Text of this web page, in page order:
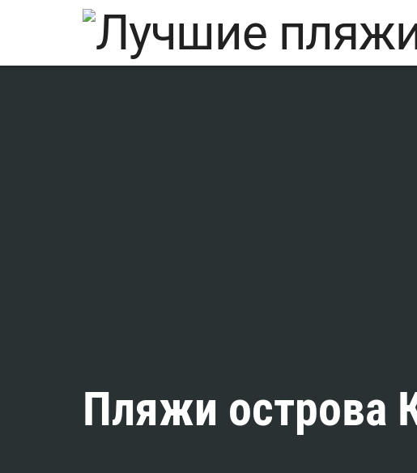
Пляжи острова